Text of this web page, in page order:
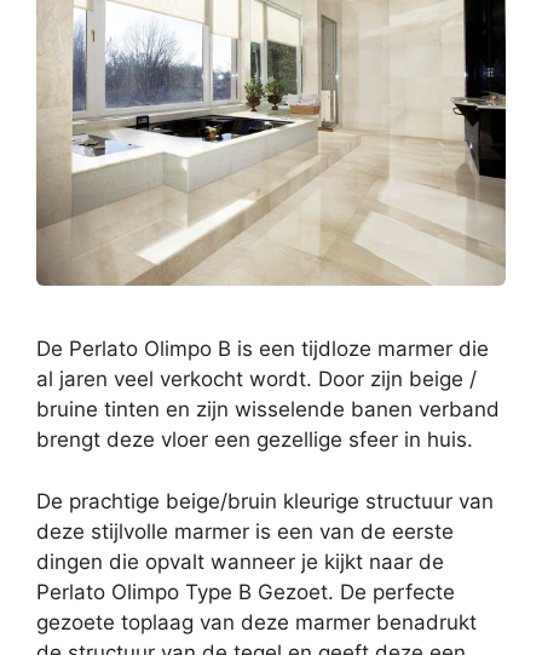
De Perlato Olimpo B is een tijdloze marmer die
al jaren veel verkocht wordt. Door zijn beige /
bruine tinten en zijn wisselende banen verband
brengt deze vloer een gezellige sfeer in huis.
De prachtige beige/bruin kleurige structuur van
deze stijlvolle marmer is een van de eerste
dingen die opvalt wanneer je kijkt naar de
Perlato Olimpo Type B Gezoet. De perfecte
gezoete toplaag van deze marmer benadrukt